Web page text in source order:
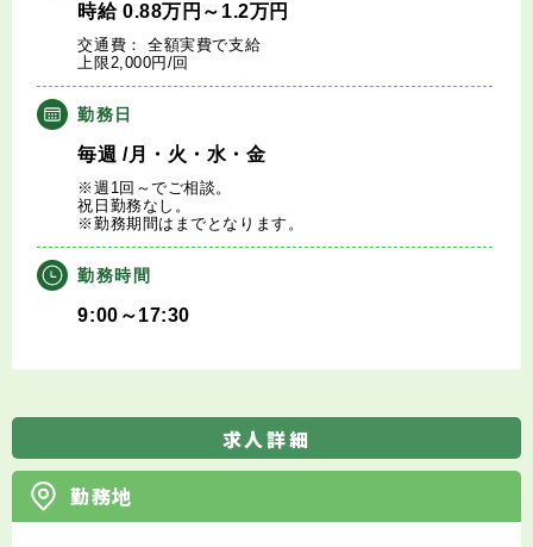
医師に役立つ取材記事
大学医局紹介
時給0.88万円 ～1.2万円
交通費： 全額実費で支給
上限2,000円/回
勤務日
毎週 /月・火・水・金
※週1回～でご相談。
祝日勤務なし。
※勤務期間はまでとなります。
勤務時間
9:00～17:30
求人詳細
勤務地